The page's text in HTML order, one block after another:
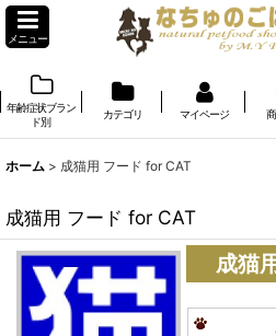
メニュー
年齢症状ブラン
ド別
カテゴリ マイページ
ホーム > 成猫用 フード for CAT
成猫用 フード for CAT
成猫